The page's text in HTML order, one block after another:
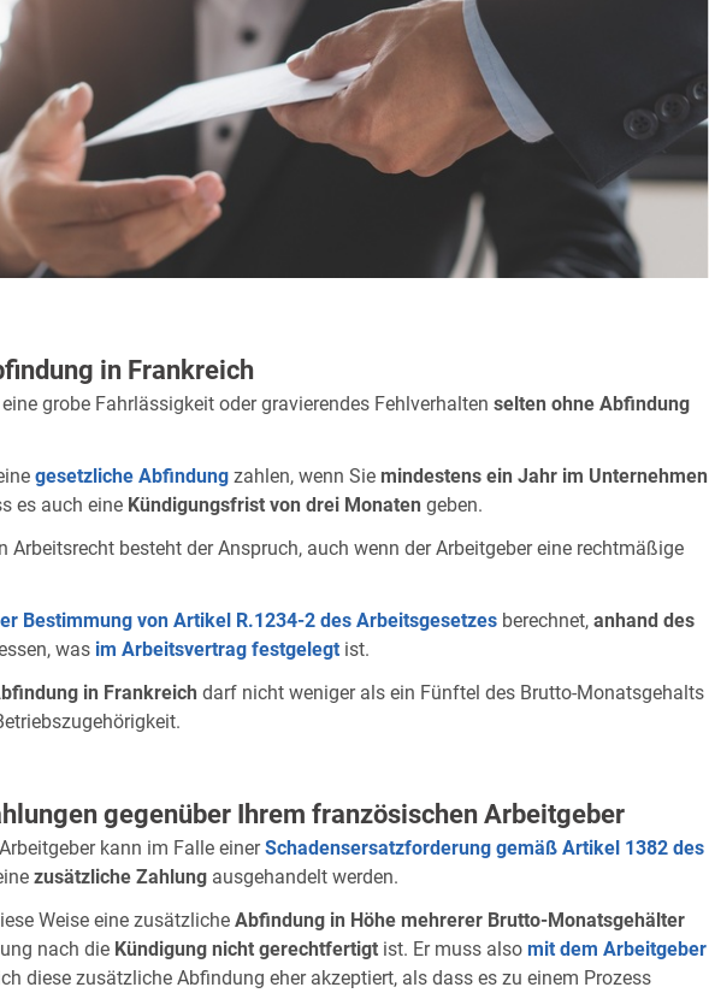
in Frankreich
grobe Fahrlässigkeit oder gravierendes Fehlverhalten selten ohne Abfindung
gesetzliche Abfindung zahlen, wenn Sie mindestens ein Jahr im Unternehmen
es auch eine Kündigungsfrist von drei Monaten geben.
Arbeitsrecht besteht der Anspruch, auch wenn der Arbeitgeber eine rechtmäßige
Bestimmung von Artikel R.1234-2 des Arbeitsgesetzes berechnet, anhand des
was im Arbeitsvertrag festgelegt ist.
in Frankreich darf nicht weniger als ein Fünftel des Brutto-Monatsgehalts
gegenüber Ihrem französischen Arbeitgeber
kann im Falle einerSchadensersatzforderung gemäß Artikel 1382 des
zusätzliche Zahlung ausgehandelt werden.
Weise eine zusätzliche Abfindung in Höhe mehrerer Brutto-Monatsgehälter
nach die Kündigung nicht gerechtfertigt ist. Er muss also mit dem Arbeitgeber
diese zusätzliche Abfindung eher akzeptiert, als dass es zu einem Prozess